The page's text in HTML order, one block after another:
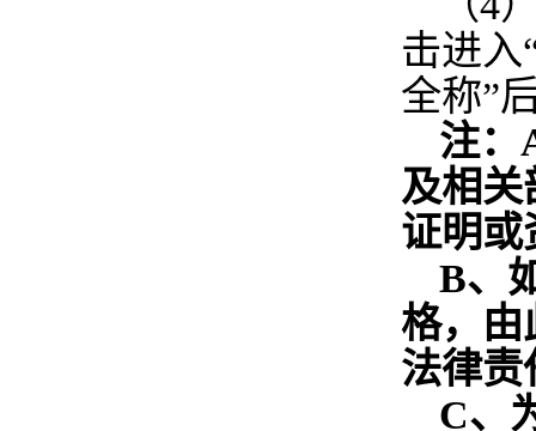
击进入
全称”
注：
及相关
证明或
B、
格，由
法律
C、